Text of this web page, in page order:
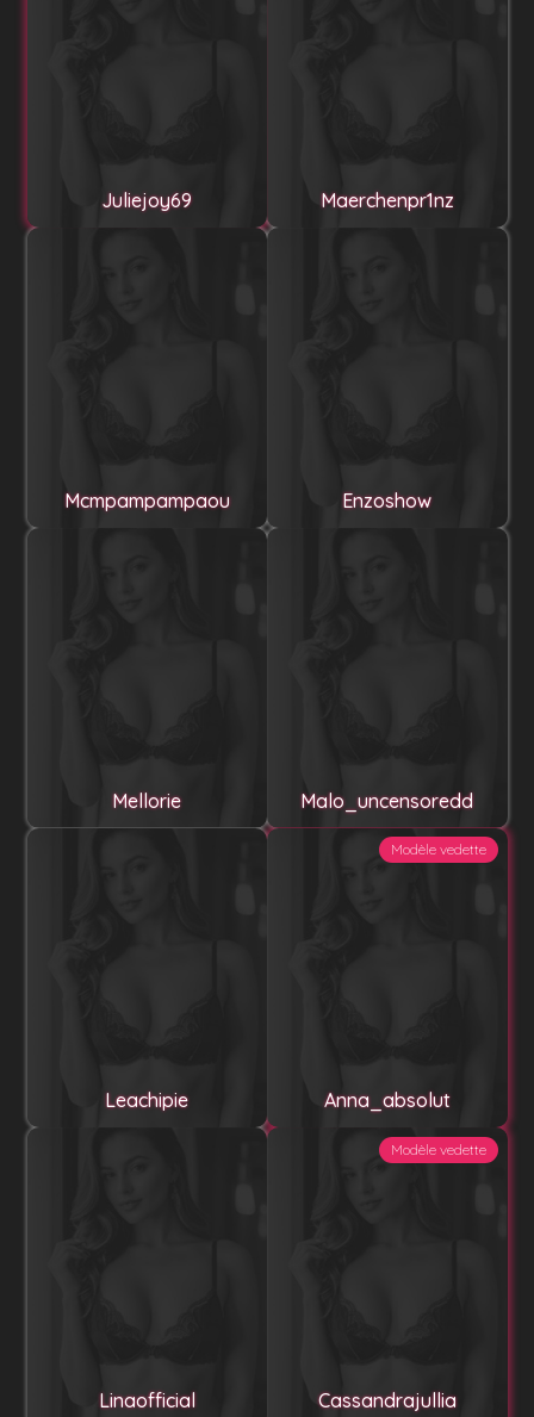
Juliejoy69 Maerchenpr1nz
Mcmpampampaou Enzoshow
Mellorie Malo_uncensoredd
Leachipie
Modèle vedette
Anna_absolut
Linaofficial
Modèle vedette
Cassandrajullia